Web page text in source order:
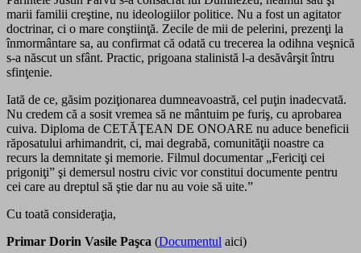
marii familii creştine, nu ideologiilor politice. Nu a fost un agitator
doctrinar, ci o mare conştiinţă. Zecile de mii de pelerini, prezenţi la
înmormântare sa, au confirmat că odată cu trecerea la odihna veşnică
s-a născut un sfânt. Practic, prigoana stalinistă l-a desăvârşit întru
sfinţenie.
Iată de ce, găsim poziţionarea dumneavoastră, cel puţin inadecvată.
Nu credem că a sosit vremea să ne mântuim pe furiş, cu aprobarea
cuiva. Diploma de CETĂŢEAN DE ONOARE nu aduce beneficii
răposatului arhimandrit, ci, mai degrabă, comunităţii noastre ca
recurs la demnitate şi memorie. Filmul documentar „Fericiţi cei
prigoniţi” şi demersul nostru civic vor constitui documente pentru
cei care au dreptul să ştie dar nu au voie să uite.”
Cu toată consideraţia,
Primar Dorin Vasile Paşca (Documentul aici)